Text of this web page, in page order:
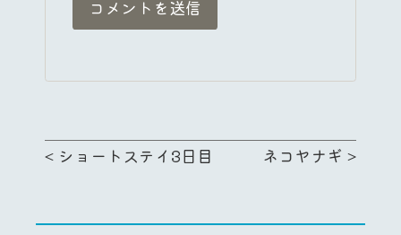
< ショートステイ3日目 ネコヤナギ >